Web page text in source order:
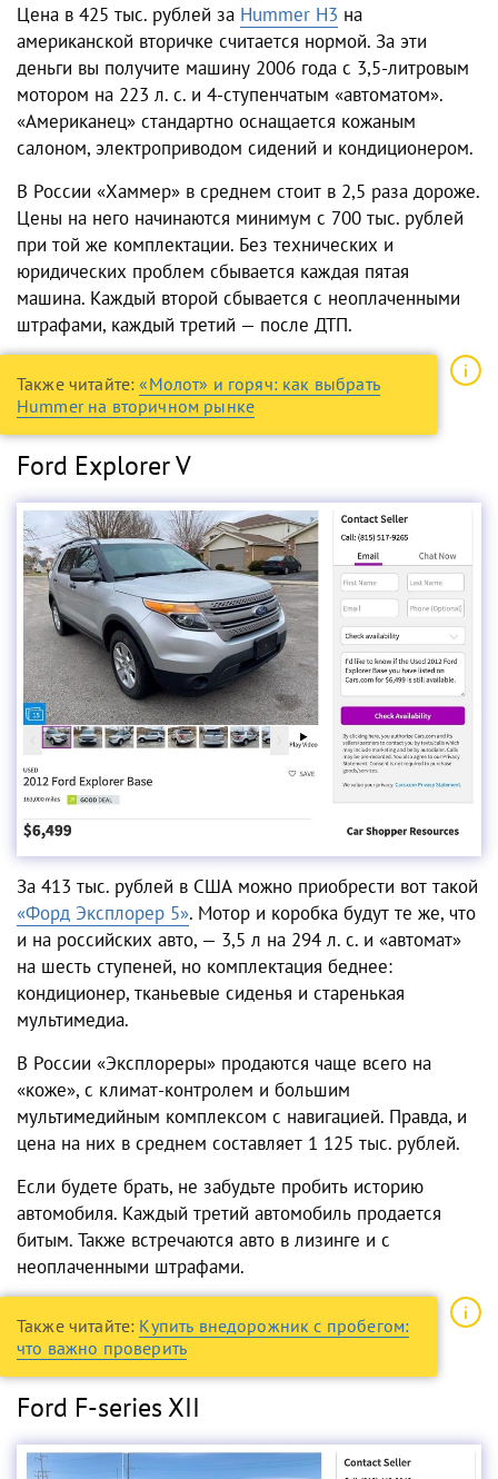
Цена в 425 тыс. рублей за Hummer Н3 на
американской вторичке считается нормой. За эти
деньги вы получите машину 2006 года с 3,5-литровым
мотором на 223 л. с. и 4-ступенчатым «автоматом».
«Американец» стандартно оснащается кожаным
салоном, электроприводом сидений и кондиционером.
В России «Хаммер» в среднем стоит в 2,5 раза дороже.
Цены на него начинаются минимум с 700 тыс. рублей
при той же комплектации. Без технических и
юридических проблем сбывается каждая пятая
машина. Каждый второй сбывается с неоплаченными
штрафами, каждый третий — после ДТП.
Также читайте:«Молот» и горяч: как выбрать
Hummer на вторичном рынке
Ford Explorer V
За 413 тыс. рублей в США можно приобрести вот такой
«Форд Эксплорер 5». Мотор и коробка будут те же, что
и на российских авто, — 3,5 л на 294 л. с. и «автомат»
на шесть ступеней, но комплектация беднее:
кондиционер, тканьевые сиденья и старенькая
мультимедиа.
В России «Эксплореры» продаются чаще всего на
«коже», с климат-контролем и большим
мультимедийным комплексом с навигацией. Правда, и
цена на них в среднем составляет 1 125 тыс. рублей.
Если будете брать, не забудьте пробить историю
автомобиля. Каждый третий автомобиль продается
битым. Также встречаются авто в лизинге и с
неоплаченными штрафами.
Также читайте: Купить внедорожник с пробегом:
что важно проверить
Ford F-series XII